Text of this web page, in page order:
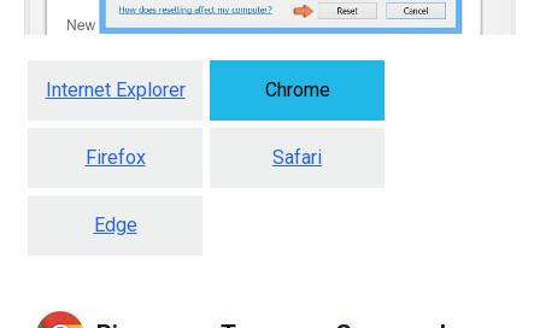
Internet Explorer Chrome
Firefox Safari
Edge